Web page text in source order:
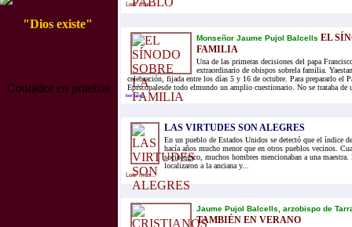
"Dios existe"
Contador en pruebas
Leer mas...
Monseñor Jaume Pujol Balcells EL
FAMILIA
Una de las primeras decisiones del papa
extraordinario de obispos sobrela familia.
celebración, fijada entre los días 5 y 16 de octubre. Para prepararlo el
Episcopalesde todo elmundo un amplio cuestionario. No se trataba de
leer mas...
LAS VIRTUDES SON ALEGRES
En un pueblo de Estados Unidos se detectó que el índice
hacía años mucho menor que en otros pueblos vecinos.
sociológico, muchos hombres mencionaban a una
localizaron a la anciana y...
Leer mas...
Jaume Pujol Balcells, arzobispo de
TAMBIÉN EN VERANO